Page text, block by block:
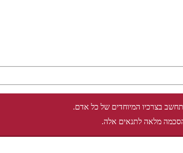
בצרכיו המיוחדים של כל אדם.
מלאה לתנאים אלה.